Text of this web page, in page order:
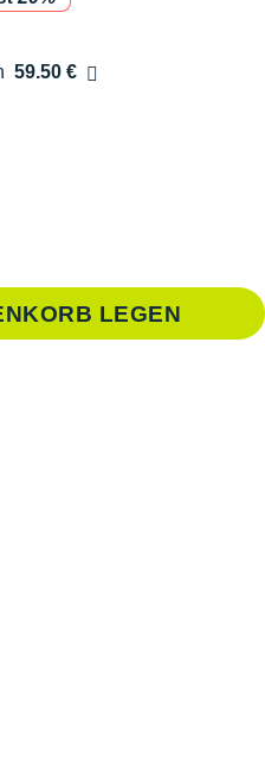
der Marke
59.50 €
LEGEN